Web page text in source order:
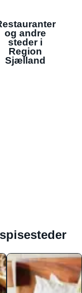
og andre
steder i
Region
Sjælland